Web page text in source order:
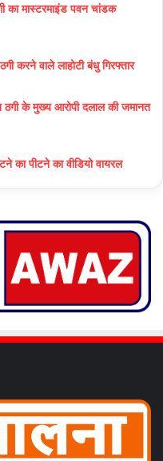
का मास्टरमाइंड पवन चांडक
करने वाले लाहोटी बंधु गिरफ्तार
के मुख्य आरोपी दलाल की जमानत
का पीटने का वीडियो वायरल